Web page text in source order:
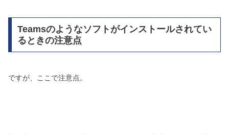
Teamsのようなソフトがインストールされてい
るときの注意点
ですが、ここで注意点。